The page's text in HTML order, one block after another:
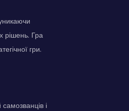
рішень. Гра
гри.
і